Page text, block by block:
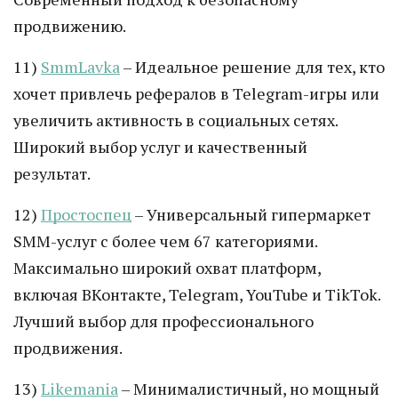
продвижению.
11) SmmLavka– Идеальное решение для тех, кто
хочет привлечь рефералов в Telegram-игры или
увеличить активность в социальных сетях.
Широкий выбор услуг и качественный
результат.
12) Простоспец– Универсальный гипермаркет
SMM-услуг с более чем 67 категориями.
Максимально широкий охват платформ,
включая ВКонтакте, Telegram, YouTube и TikTok.
Лучший выбор для профессионального
продвижения.
13) Likemania– Минималистичный, но мощный